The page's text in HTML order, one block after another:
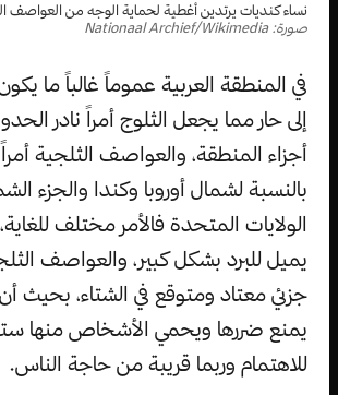
نساء كنديات يرتدين أغطية لحماية الوجه من العواصف
صورة: Nationaal Archief/Wikimedia
في المنطقة العربية عموماً غالباً ما
إلى حار مما يجعل الثلوج أمراً نادر
أجزاء المنطقة، والعواصف الثلجية
بالنسبة لشمال أوروبا وكندا والجزء
الولايات المتحدة فالأمر مختلف
يميل للبرد بشكل كبير، والعواصف
جزئي معتاد ومتوقع في الشتاء، بحيث
يمنع ضررها ويحمي الأشخاص منها
للاهتمام وربما قريبة من حاجة الناس.